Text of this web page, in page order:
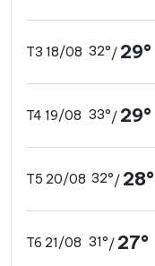
T3 18/08 32°/ 29°
T4 19/08 33°/ 29°
T5 20/08 32°/ 28°
T6 21/08 31°/ 27°